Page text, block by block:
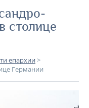
столице
епархии>
Германии